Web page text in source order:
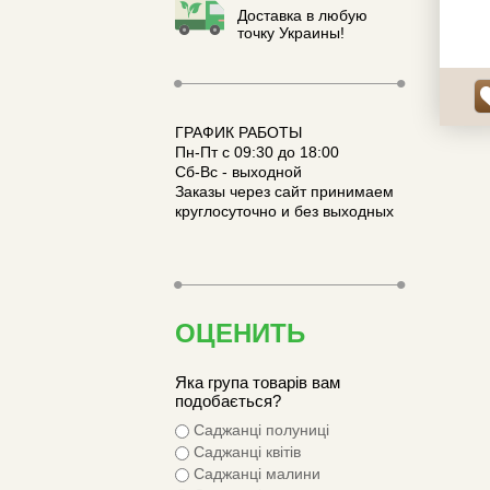
Доставка в любую
точку Украины!
ГРАФИК РАБОТЫ
Пн-Пт с 09:30 до 18:00
Сб-Вс - выходной
Заказы через сайт принимаем
круглосуточно и без выходных
ОЦЕНИТЬ
Яка група товарів вам
подобається?
Саджанці полуниці
Саджанці квітів
Саджанці малини